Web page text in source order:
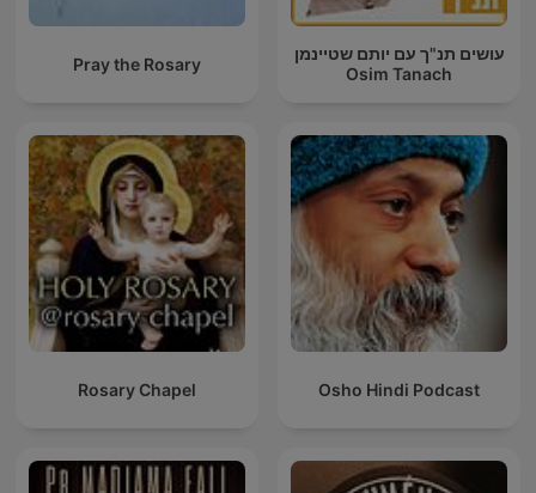
Pray the Rosary
עושים תנ"ך עם יותם שטיינמן
Osim Tanach
Rosary Chapel Osho Hindi Podcast